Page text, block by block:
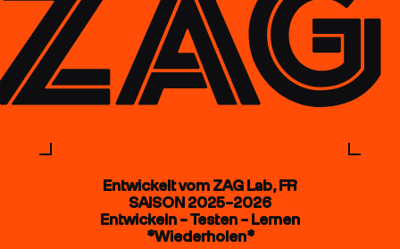
Entwickelt vom ZAG Lab, FR
SAISON 2025–2026
Entwickeln – Testen – Lernen
*Wiederholen*